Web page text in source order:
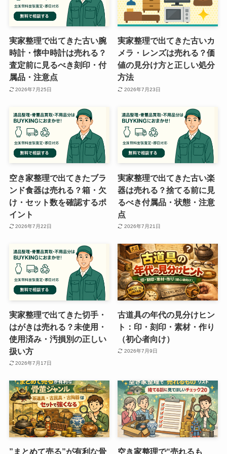
実家整理で出てきた古い腕
時計・懐中時計は売れる？
査定前に見るべき刻印・付
属品・注意点
2026年7月25日
実家整理で出てきた古いカ
メラ・レンズは売れる？価
値の見分け方と正しい処分
方法
2026年7月23日
空き家整理で出てきたブラ
ンド食器は売れる？箱・欠
け・セット数を確認するポ
イント
2026年7月22日
実家整理で出てきた古い楽
器は売れる？捨てる前に見
るべき付属品・状態・注意
点
2026年7月21日
実家整理で出てきた切手・
はがきは売れる？未使用・
使用済み・汚損別の正しい
扱い方
2026年7月17日
古道具の年代の見分けヒン
ト：印・刻印・素材・作り
（初心者向け）
2026年7月9日
”まとめて売る”が有利な骨
空き家整理で“売れるも